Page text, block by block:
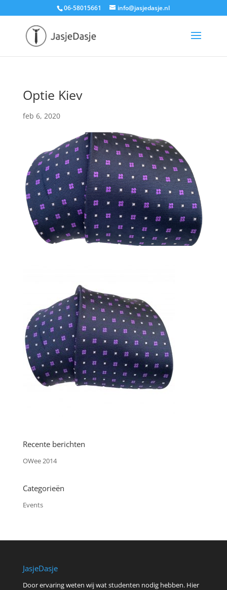
06-58015661 info@jasjedasje.nl
Optie Kiev
feb 6, 2020
Recente berichten
OWee 2014
Categorieën
Events
JasjeDasje
Door ervaring weten wij wat studenten nodig hebben. Hier